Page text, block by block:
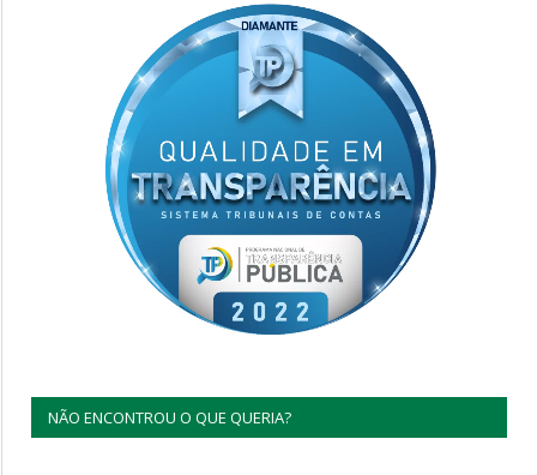
NÃO ENCONTROU O QUE QUERIA?